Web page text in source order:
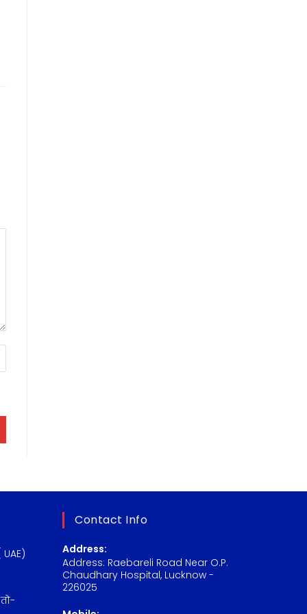
UAE)
Contact Info
Address:
Address: Raebareli Road Near O.P.
Chaudhary Hospital, Lucknow -
226025